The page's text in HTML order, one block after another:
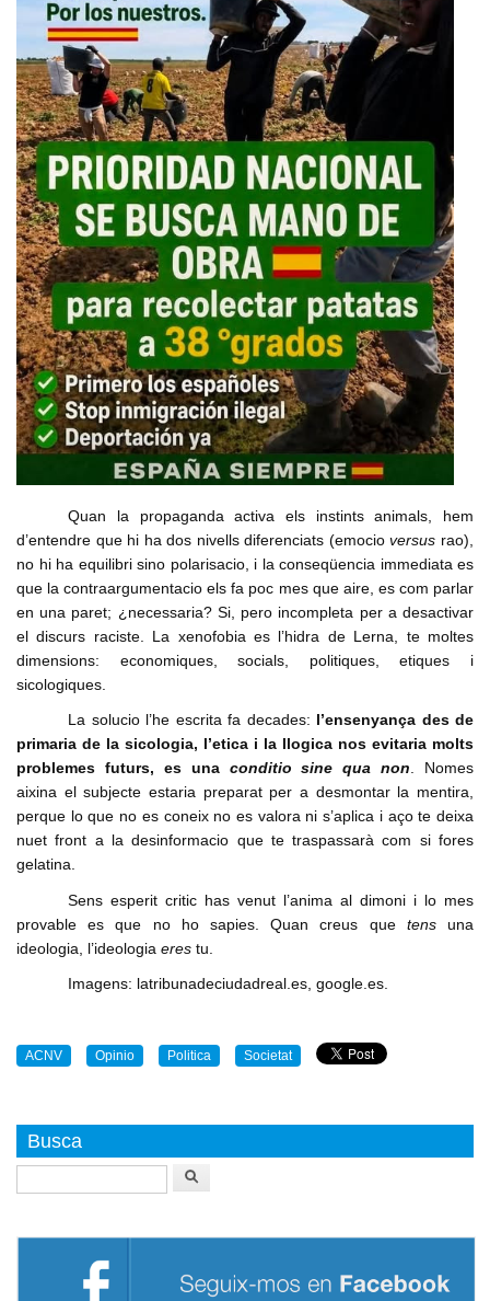
Quan la propaganda activa els instints animals, hem
d’entendre que hi ha dos nivells diferenciats (emocioversus rao),
no hi ha equilibri sino polarisacio, i la conseqüencia immediata es
que la contraargumentacio els fa poc mes que aire, es com parlar
en una paret; ¿necessaria? Si, pero incompleta per a desactivar
el discurs raciste. La xenofobia es l’hidra de Lerna, te moltes
dimensions: economiques, socials, politiques, etiques i
sicologiques.
La solucio l’he escrita fa decades: l’ensenyança des de
primaria de la sicologia, l’etica i la llogica nos evitaria molts
problemes futurs, es una conditio sine qua non. Nomes
aixina el subjecte estaria preparat per a desmontar la mentira,
perque lo que no es coneix no es valora ni s’aplica i aço te deixa
nuet front a la desinformacio que te traspassarà com si fores
gelatina.
Sens esperit critic has venut l’anima al dimoni i lo mes
provable es que no ho sapies. Quan creus quetensuna
ideologia, l’ideologia eres tu.
Imagens: latribunadeciudadreal.es, google.es.
ACNV Opinio Politica Societat
Busca